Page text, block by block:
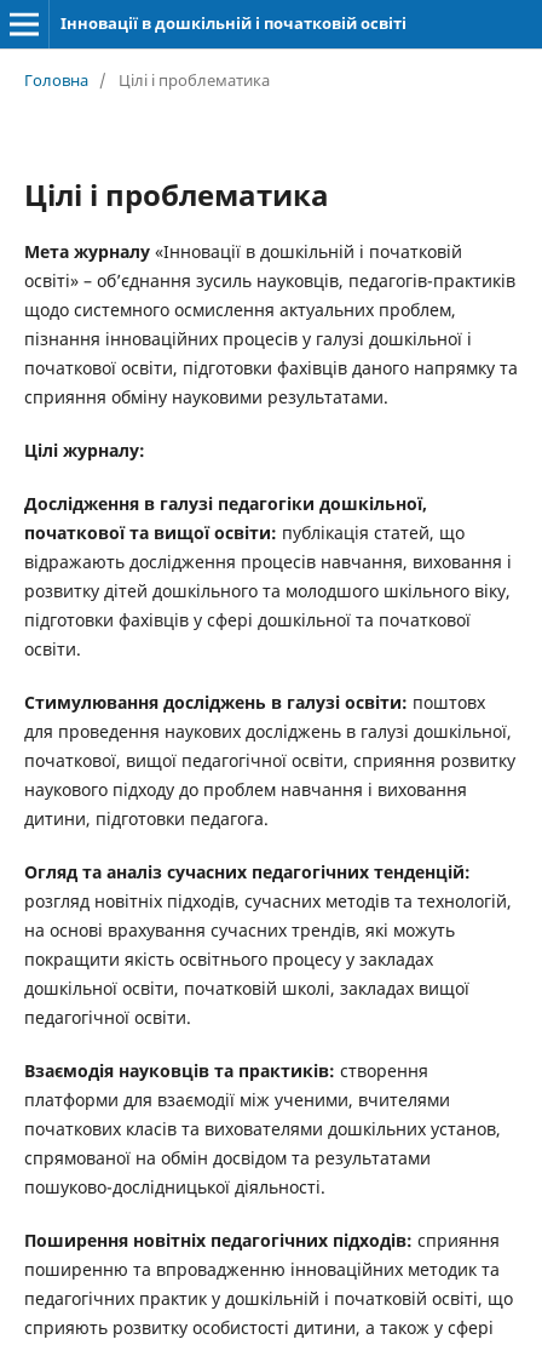
Інновації в дошкільній і початковій освіті
Головна / Цілі і проблематика
Цілі і проблематика
Мета журналу«Інновації в дошкільній і початковій
освіті» – об’єднання зусиль науковців, педагогів-практиків
щодо системного осмислення актуальних проблем,
пізнання інноваційних процесів у галузі дошкільної і
початкової освіти, підготовки фахівців даного напрямку та
сприяння обміну науковими результатами.
Цілі журналу:
Дослідження в галузі педагогіки дошкільної,
початкової та вищої освіти: публікація статей, що
відражають дослідження процесів навчання, виховання і
розвитку дітей дошкільного та молодшого шкільного віку,
підготовки фахівців у сфері дошкільної та початкової
освіти.
Стимулювання досліджень в галузі освіти: поштовх
для проведення наукових досліджень в галузі дошкільної,
початкової, вищої педагогічної освіти, сприяння розвитку
наукового підходу до проблем навчання і виховання
дитини, підготовки педагога.
Огляд та аналіз сучасних педагогічних тенденцій:
розгляд новітніх підходів, сучасних методів та технологій,
на основі врахування сучасних трендів, які можуть
покращити якість освітнього процесу у закладах
дошкільної освіти, початковій школі, закладах вищої
педагогічної освіти.
Взаємодія науковців та практиків: створення
платформи для взаємодії між ученими, вчителями
початкових класів та вихователями дошкільних установ,
спрямованої на обмін досвідом та результатами
пошуково-дослідницької діяльності.
Поширення новітніх педагогічних підходів: сприяння
поширенню та впровадженню інноваційних методик та
педагогічних практик у дошкільній і початковій освіті, що
сприяють розвитку особистості дитини, а також у сфері